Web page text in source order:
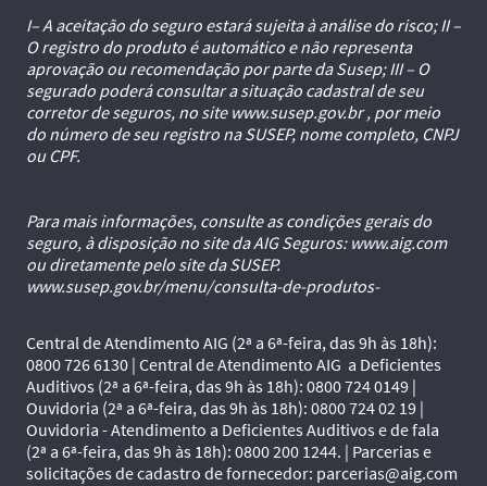
I– A aceitação do seguro estará sujeita à análise do risco; II –
O registro do produto é automático e não representa
aprovação ou recomendação por parte da Susep; III – O
segurado poderá consultar a situação cadastral de seu
corretor de seguros, no site www.susep.gov.br , por meio
do número de seu registro na SUSEP, nome completo, CNPJ
ou CPF.
Para mais informações, consulte as condições gerais do
seguro, à disposição no site da AIG Seguros: www.aig.com
ou diretamente pelo site da SUSEP.
www.susep.gov.br/menu/consulta-de-produtos-
Central de Atendimento AIG (2ª a 6ª-feira, das 9h às 18h):
0800 726 6130 | Central de Atendimento AIG a Deficientes
Auditivos (2ª a 6ª-feira, das 9h às 18h): 0800 724 0149 |
Ouvidoria (2ª a 6ª-feira, das 9h às 18h): 0800 724 02 19 |
Ouvidoria - Atendimento a Deficientes Auditivos e de fala
(2ª a 6ª-feira, das 9h às 18h): 0800 200 1244. | Parcerias e
solicitações de cadastro de fornecedor: parcerias@aig.com